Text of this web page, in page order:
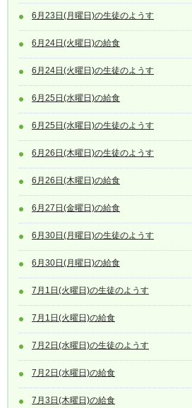
6月23日(月曜日)の生徒のようす
6月24日(火曜日)の給食
6月24日(火曜日)の生徒のようす
6月25日(水曜日)の給食
6月25日(水曜日)の生徒のようす
6月26日(木曜日)の生徒のようす
6月26日(木曜日)の給食
6月27日(金曜日)の給食
6月30日(月曜日)の生徒のようす
6月30日(月曜日)の給食
7月1日(火曜日)の生徒のようす
7月1日(火曜日)の給食
7月2日(水曜日)の生徒のようす
7月2日(水曜日)の給食
7月3日(木曜日)の給食